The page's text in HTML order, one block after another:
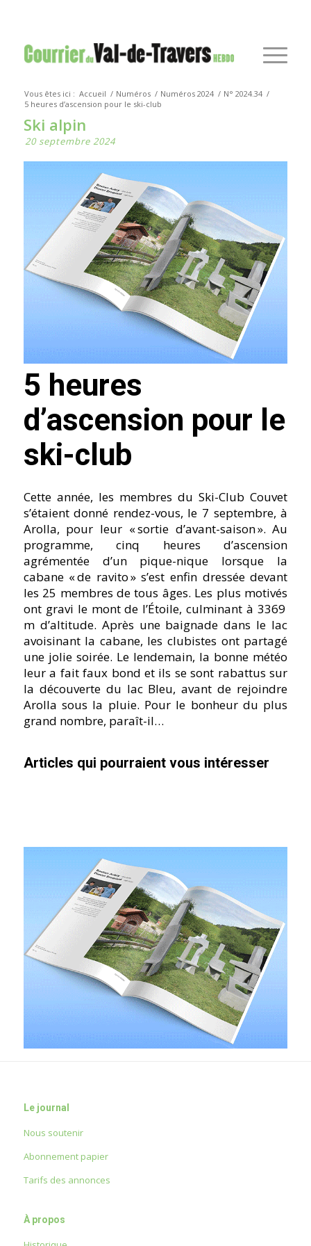
Vous êtes ici : Accueil / Numéros / Numéros 2024 / N° 2024.34 /
5 heures d’ascension pour le ski-club
Ski alpin
20 septembre 2024
5 heures
d’ascension pour le
ski-club
Cette année, les membres du Ski-Club Couvet
s’étaient donné rendez-vous, le 7 septembre, à
Arolla, pour leur « sortie d’avant-saison ». Au
programme, cinq heures d’ascension
agrémentée d’un pique-nique lorsque la
cabane « de ravito » s’est enfin dressée devant
les 25 membres de tous âges. Les plus motivés
ont gravi le mont de l’Étoile, culminant à 3369
m d’altitude. Après une baignade dans le lac
avoisinant la cabane, les clubistes ont partagé
une jolie soirée. Le lendemain, la bonne météo
leur a fait faux bond et ils se sont rabattus sur
la découverte du lac Bleu, avant de rejoindre
Arolla sous la pluie. Pour le bonheur du plus
grand nombre, paraît-il…
Articles qui pourraient vous intéresser
Le journal
Nous soutenir
Abonnement papier
Tarifs des annonces
À propos